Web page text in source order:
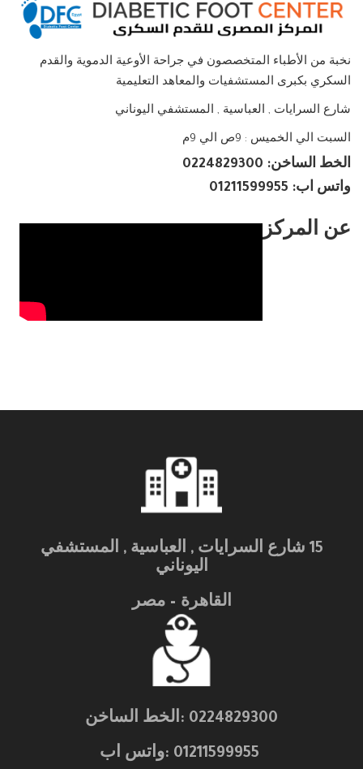
نخبة من الأطباء المتخصصون في جراحة الأوعية الدموية والقدم
السكري بكبرى المستشفيات والمعاهد التعليمية
شارع السرايات , العباسية , المستشفي اليوناني
السبت الي الخميس : 9ص الي 9م
الخط الساخن: 0224829300
واتس اب: 01211599955
عن المركز
15 شارع السرايات , العباسية , المستشفي
اليوناني
القاهرة – مصر
0224829300 :الخط الساخن